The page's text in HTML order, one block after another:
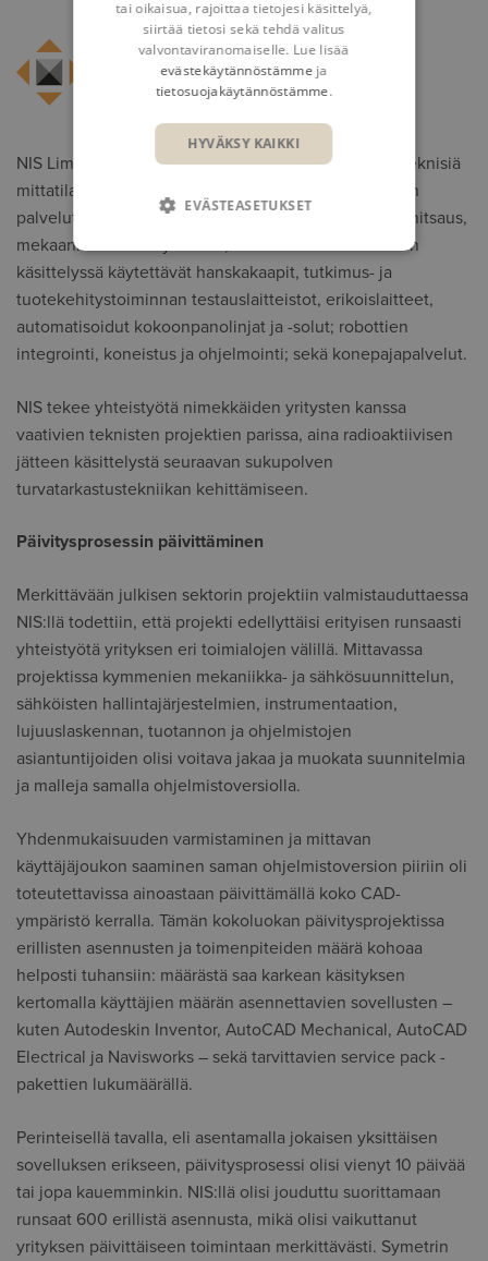
NIS Limited suunnittelee ja valmistaa monipuolisia teknisiä
mittatilausratkaisuja useille teollisuuden aloille. NIS:n
palvelutarjontaan sisältyvät muiden muassa alumiinihitsaus,
mekaaniset käsittelylaitteet, radioaktiivisten aineiden
käsittelyssä käytettävät hanskakaapit, tutkimus- ja
tuotekehitystoiminnan testauslaitteistot, erikoislaitteet,
automatisoidut kokoonpanolinjat ja -solut; robottien
integrointi, koneistus ja ohjelmointi; sekä konepajapalvelut.
NIS tekee yhteistyötä nimekkäiden yritysten kanssa
vaativien teknisten projektien parissa, aina radioaktiivisen
jätteen käsittelystä seuraavan sukupolven
turvatarkastustekniikan kehittämiseen.
Päivitysprosessin päivittäminen
Merkittävään julkisen sektorin projektiin valmistauduttaessa
NIS:llä todettiin, että projekti edellyttäisi erityisen runsaasti
yhteistyötä yrityksen eri toimialojen välillä. Mittavassa
projektissa kymmenien mekaniikka- ja sähkösuunnittelun,
sähköisten hallintajärjestelmien, instrumentaation,
lujuuslaskennan, tuotannon ja ohjelmistojen
asiantuntijoiden olisi voitava jakaa ja muokata suunnitelmia
ja malleja samalla ohjelmistoversiolla.
Yhdenmukaisuuden varmistaminen ja mittavan
käyttäjäjoukon saaminen saman ohjelmistoversion piiriin oli
toteutettavissa ainoastaan päivittämällä koko CAD-
ympäristö kerralla. Tämän kokoluokan päivitysprojektissa
erillisten asennusten ja toimenpiteiden määrä kohoaa
helposti tuhansiin: määrästä saa karkean käsityksen
kertomalla käyttäjien määrän asennettavien sovellusten –
kuten Autodeskin Inventor, AutoCAD Mechanical, AutoCAD
Electrical ja Navisworks – sekä tarvittavien service pack -
pakettien lukumäärällä.
Perinteisellä tavalla, eli asentamalla jokaisen yksittäisen
sovelluksen erikseen, päivitysprosessi olisi vienyt 10 päivää
tai jopa kauemminkin. NIS:llä olisi jouduttu suorittamaan
runsaat 600 erillistä asennusta, mikä olisi vaikuttanut
yrityksen päivittäiseen toimintaan merkittävästi. Symetrin
tai oikaisua, rajoittaa tietojesi käsittelyä,
siirtää tietosi sekä tehdä valitus
valvontaviranomaiselle. Lue lisää
evästekäytännöstämme ja
tietosuojakäytännöstämme.
HYVÄKSY KAIKKI
EVÄSTEASETUKSET